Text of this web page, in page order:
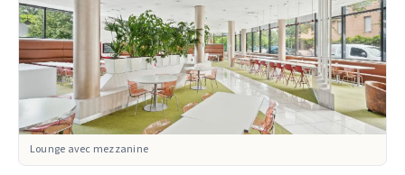
Lounge avec mezzanine